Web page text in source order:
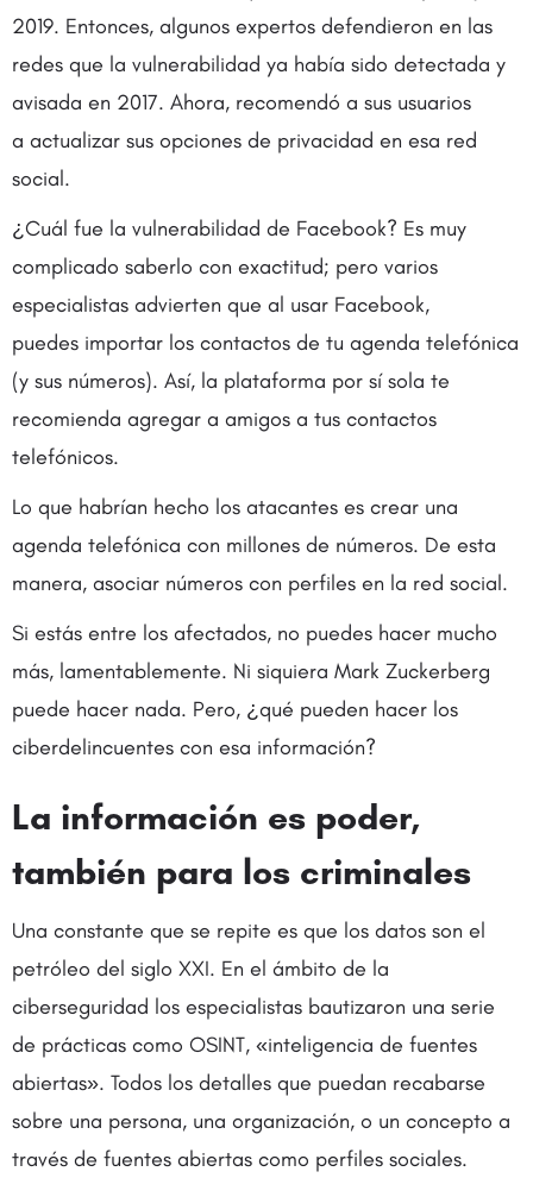
2019. Entonces, algunos expertos defendieron en las
redes que la vulnerabilidad ya había sido detectada y
avisada en 2017. Ahora, recomendó a sus usuarios
a actualizar sus opciones de privacidad en esa red
social.
¿Cuál fue la vulnerabilidad de Facebook? Es muy
complicado saberlo con exactitud; pero varios
especialistas advierten que al usar Facebook,
puedes importar los contactos de tu agenda telefónica
(y sus números). Así, la plataforma por sí sola te
recomienda agregar a amigos a tus contactos
telefónicos.
Lo que habrían hecho los atacantes es crear una
agenda telefónica con millones de números. De esta
manera, asociar números con perfiles en la red social.
Si estás entre los afectados, no puedes hacer mucho
más, lamentablemente. Ni siquiera Mark Zuckerberg
puede hacer nada. Pero, ¿qué pueden hacer los
ciberdelincuentes con esa información?
La información es poder,
también para los criminales
Una constante que se repite es que los datos son el
petróleo del siglo XXI. En el ámbito de la
ciberseguridad los especialistas bautizaron una serie
de prácticas como OSINT, «inteligencia de fuentes
abiertas». Todos los detalles que puedan recabarse
sobre una persona, una organización, o un concepto a
través de fuentes abiertas como perfiles sociales.